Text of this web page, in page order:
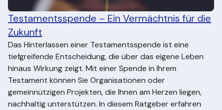
Testamentsspende – Ein Vermächtnis für die
Zukunft
Das Hinterlassen einer Testamentsspende ist eine
tiefgreifende Entscheidung, die über das eigene Leben
hinaus Wirkung zeigt. Mit einer Spende in Ihrem
Testament können Sie Organisationen oder
gemeinnützigen Projekten, die Ihnen am Herzen liegen,
nachhaltig unterstützen. In diesem Ratgeber erfahren